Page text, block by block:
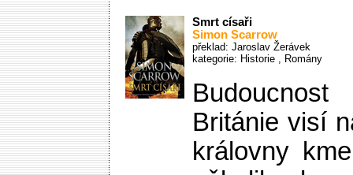
Smrt císaři
Simon Scarrow
překlad: Jaroslav Žerávek
kategorie: Historie , Romány
Británie visí
královny